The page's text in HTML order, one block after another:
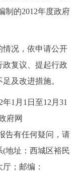
政策服务
回应关切
投资项目
制的2012年度政府
况，依申请公开
复议、提起行政
及改进措施。
1月1日至12月31
府网
告有任何疑问，请
地址：西城区裕民
；邮编：